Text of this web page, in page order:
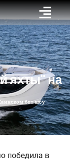
яхты" на
бот шоу
победила в